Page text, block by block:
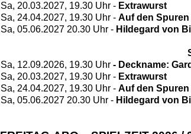
Sa, 20.03.2027, 19.30 Uhr - Extrawurst
Sa, 24.04.2027, 19.30 Uhr - Auf den
Sa, 05.06.2027 20.30 Uhr - Hildegard von
Sa, 12.09.2026, 19.30 Uhr - Deckname:
Sa, 20.03.2027, 19.30 Uhr - Extrawurst
Sa, 24.04.2027, 19.30 Uhr - Auf den
Sa, 05.06.2027 20.30 Uhr - Hildegard von